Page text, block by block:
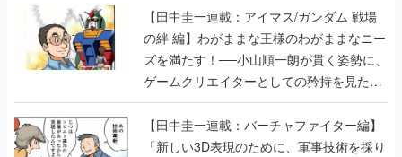
【田中圭一連載：アイマス/ガンダム 戦場
の絆 編】わがままな王様のわがままなニー
ズを満たす！──小山順一朗が貫く姿勢に、
ゲームクリエイターとしての矜持を見た
【若ゲのいたり最終回】
【田中圭一連載：バーチャファイター編】
「新しい3D表現のために、軍事技術を採り